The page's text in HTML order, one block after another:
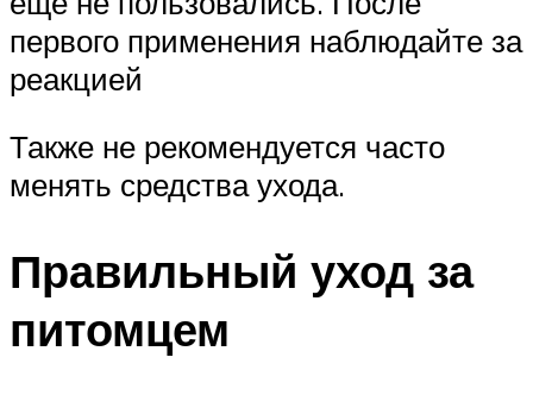
первого применения наблюдайте за
реакцией
Также не рекомендуется часто
менять средства ухода.
Правильный уход за
питомцем